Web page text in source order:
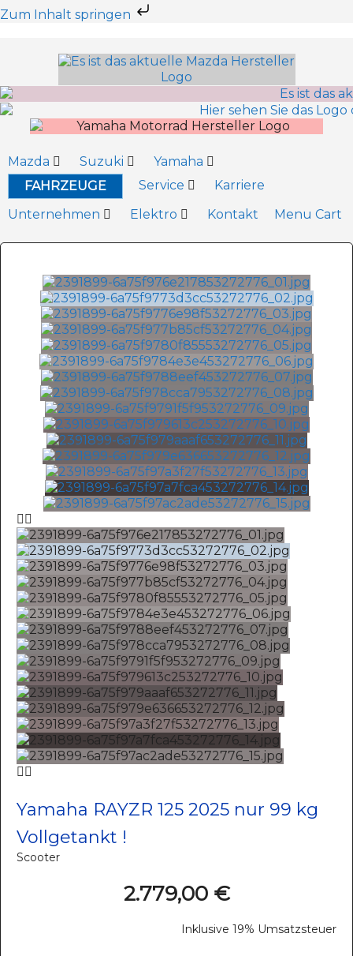
Zum Inhalt springen
Mazda Suzuki
Yamaha
FAHRZEUGE
Service
Karriere
Unternehmen
Elektro Kontakt Menu Cart
Yamaha RAYZR 125 2025 nur 99 kg
Vollgetankt !
Scooter
2.779,00 €
Inklusive 19% Umsatzsteuer